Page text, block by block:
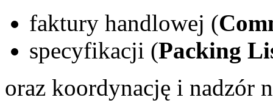
faktury handlowej (
specyfikacji (Packing
oraz koordynację i nadzór